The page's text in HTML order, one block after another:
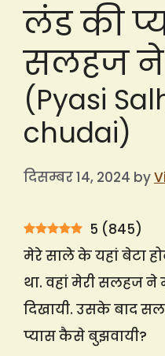
लंड की
सलहज ने
(Pyasi
chudai)
दिसम्बर 14, 2024 by
5 (845)
मेरे साले के यहां बेटा
था. वहां मेरी सलहज
दिखायी. उसके बाद
प्यास कैसे बुझवायी?